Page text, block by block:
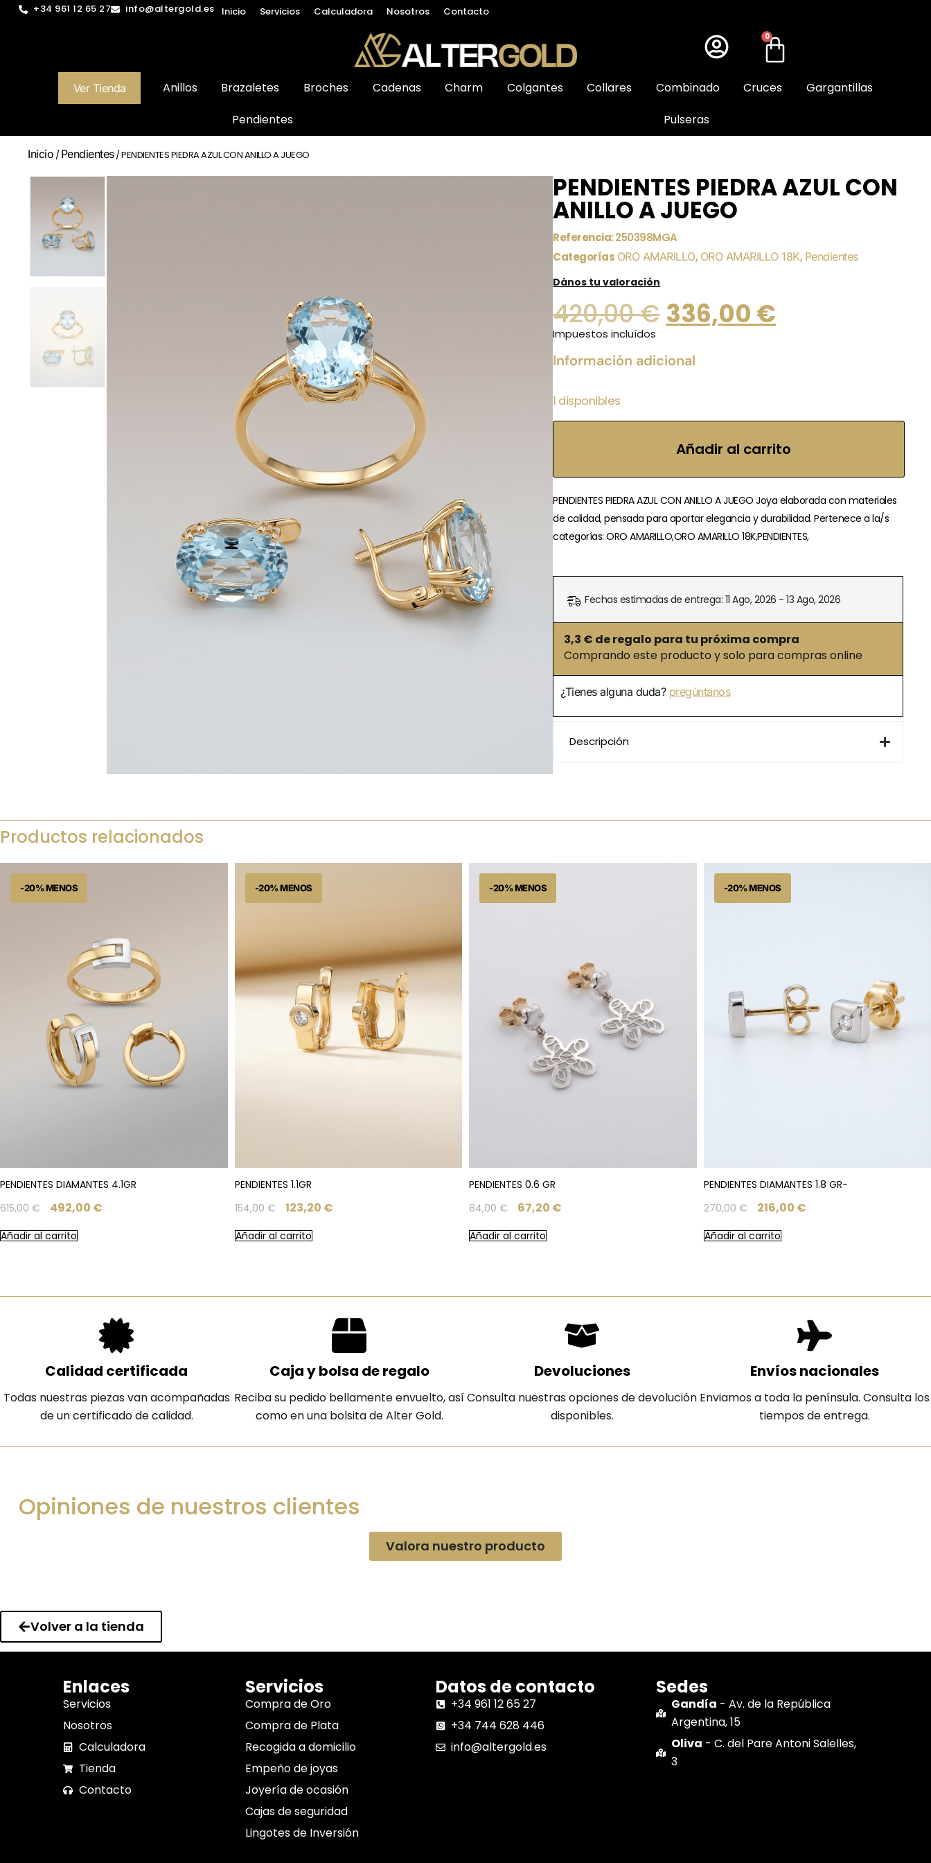
+34 961 12 65 27 info@altergold.es Inicio Servicios Calculadora Nosotros Contacto
0
Ver Tienda Anillos Brazaletes Broches Cadenas Charm Colgantes Collares Combinado Cruces
Gargantillas
Pendientes
Pulseras
Inicio /Pendientes/ PENDIENTES PIEDRA AZUL CON ANILLO A JUEGO
PENDIENTES PIEDRA AZUL CON
ANILLO A JUEGO
Referencia:250398MGA
Categorías ORO AMARILLO, ORO AMARILLO 18K, Pendientes
Dános tu valoración
420,00€ 336,00 €
Impuestos incluídos
Información adicional
1 disponibles
Añadir al carrito
PENDIENTES PIEDRA AZUL CON ANILLO A JUEGO Joya elaborada con materiales
de calidad, pensada para aportar elegancia y durabilidad. Pertenece a la/s
categorías: ORO AMARILLO,ORO AMARILLO 18K,PENDIENTES,
Fechas estimadas de entrega: 11 Ago, 2026 - 13 Ago, 2026
3,3 € de regalo para tu próxima compra
Comprando este producto y solo para compras online
¿Tienes alguna duda? pregúntanos
Descripción
Productos relacionados
PENDIENTES DIAMANTES 4.1GR
615,00 € 492,00 €
Añadir al carrito
PENDIENTES 1.1GR
154,00 € 123,20 €
Añadir al carrito
PENDIENTES 0.6 GR
84,00 € 67,20 €
Añadir al carrito
PENDIENTES DIAMANTES 1.8 GR-
270,00 € 216,00 €
Añadir al carrito
Calidad certificada
Todas nuestras piezas van acompañadas
de un certificado de calidad.
Caja y bolsa de regalo
Reciba su pedido bellamente envuelto, así
como en una bolsita de Alter Gold.
Devoluciones
Consulta nuestras opciones de devolución
disponibles.
Envíos nacionales
Enviamos a toda la península. Consulta los
tiempos de entrega.
Opiniones de nuestros clientes
Valora nuestro producto
Volver a la tienda
Enlaces
Servicios
Nosotros
Calculadora
Tienda
Contacto
Servicios
Compra de Oro
Compra de Plata
Recogida a domicilio
Empeño de joyas
Joyería de ocasión
Cajas de seguridad
Lingotes de Inversión
Datos de contacto
+34 961 12 65 27
+34 744 628 446
info@altergold.es
Sedes
Gandía - Av. de la República
Argentina, 15
Oliva - C. del Pare Antoni Salelles,
3